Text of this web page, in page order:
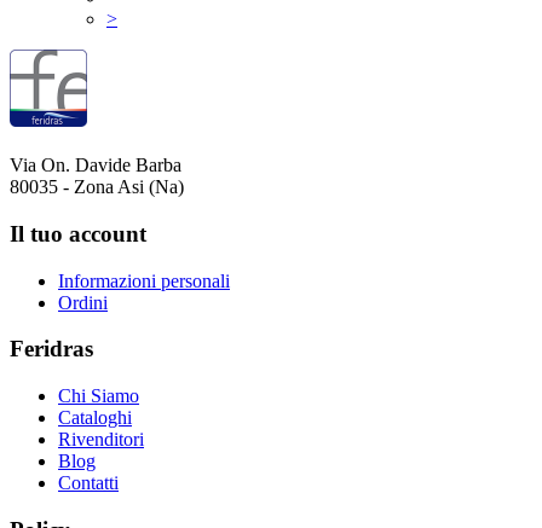
>
Via On. Davide Barba
80035 - Zona Asi (Na)
Il tuo account
Informazioni personali
Ordini
Feridras
Chi Siamo
Cataloghi
Rivenditori
Blog
Contatti